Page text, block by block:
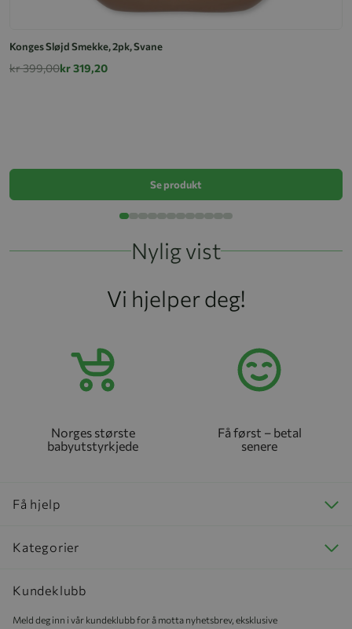
Konges Sløjd Smekke, 2pk, Svane
kr 399,00kr 319,20
Se produkt
Nylig vist
Vi hjelper deg!
Norges største
babyutstyrkjede
Få først – betal
senere
Få hjelp
Kategorier
Kundeklubb
Meld deg inn i vår kundeklubb for å motta nyhetsbrev, eksklusive